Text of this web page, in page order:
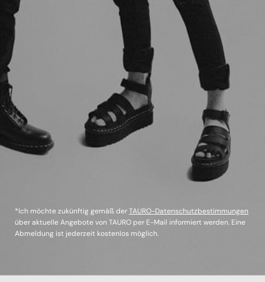
*Ich möchte zukünftig gemäß derTAURO-Datenschutzbestimmungen
über aktuelle Angebote von TAURO per E-Mail informiert werden. Eine
Abmeldung ist jederzeit kostenlos möglich.